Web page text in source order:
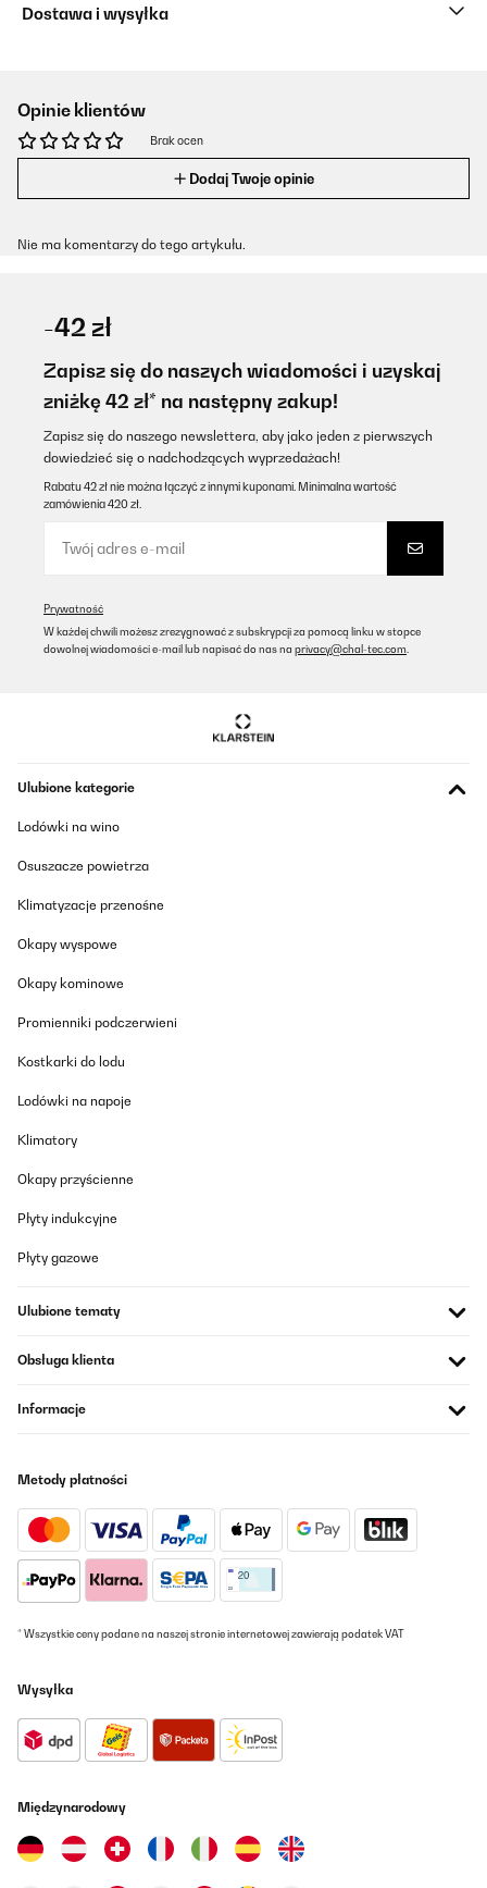
Dostawa i wysyłka
Opinie klientów
Brak ocen
Dodaj Twoje opinie
Nie ma komentarzy do tego artykułu.
-42 zł
Zapisz się do naszych wiadomości i uzyskaj
zniżkę 42 zł* na następny zakup!
Zapisz się do naszego newslettera, aby jako jeden z pierwszych
dowiedzieć się o nadchodzących wyprzedażach!
Rabatu 42 zł nie można łączyć z innymi kuponami. Minimalna wartość
zamówienia 420 zł.
Prywatność
W każdej chwili możesz zrezygnować z subskrypcji za pomocą linku w stopce
dowolnej wiadomości e-mail lub napisać do nas na privacy@chal-tec.com
Ulubione kategorie
Lodówki na wino
Osuszacze powietrza
Klimatyzacje przenośne
Okapy wyspowe
Okapy kominowe
Promienniki podczerwieni
Kostkarki do lodu
Lodówki na napoje
Klimatory
Okapy przyścienne
Płyty indukcyjne
Płyty gazowe
Ulubione tematy
Obsługa klienta
Informacje
Metody płatności
* Wszystkie ceny podane na naszej stronie internetowej zawierają podatek VAT
Wysyłka
Międzynarodowy